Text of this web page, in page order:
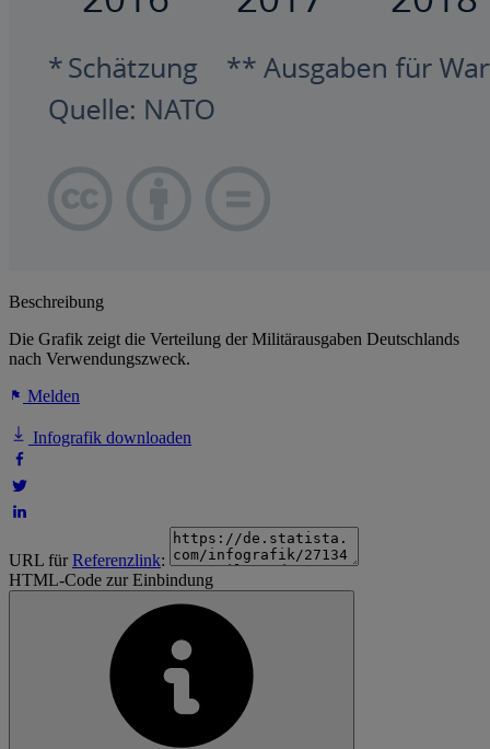
Beschreibung
Die Grafik zeigt die Verteilung der Militärausgaben Deutschlands
nach Verwendungszweck.
Melden
Infografik downloaden
URL fürReferenzlink:
HTML-Code zur Einbindung